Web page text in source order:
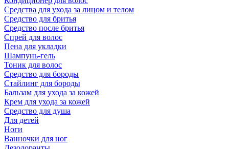
Средства для ухода за лицом и телом
Средство для бритья
Средство после бритья
Спрей для волос
Пена для укладки
Шампунь-гель
Тоник для волос
Средство для бороды
Стайлинг для бороды
Бальзам для ухода за кожей
Крем для ухода за кожей
Средство для душа
Для детей
Ноги
Ванночки для ног